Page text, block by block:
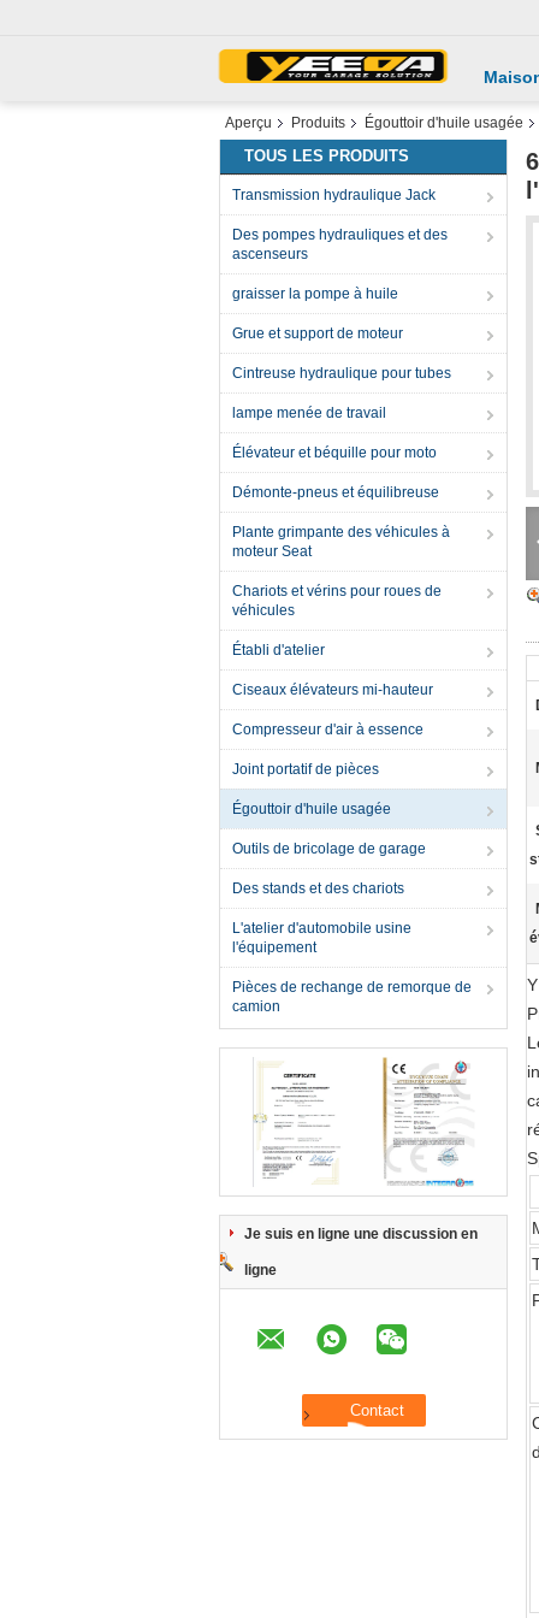
Aperçu Produits Égouttoir d'huile usagée
TOUS LES PRODUITS
Transmission hydraulique Jack
Des pompes hydrauliques et des
ascenseurs
graisser la pompe à huile
Grue et support de moteur
Cintreuse hydraulique pour tubes
lampe menée de travail
Élévateur et béquille pour moto
Démonte-pneus et équilibreuse
Plante grimpante des véhicules à
moteur Seat
Chariots et vérins pour roues de
véhicules
Établi d'atelier
Ciseaux élévateurs mi-hauteur
Compresseur d'air à essence
Joint portatif de pièces
Égouttoir d'huile usagée
Outils de bricolage de garage
Des stands et des chariots
L'atelier d'automobile usine
l'équipement
Pièces de rechange de remorque de
camion
Je suis en ligne une discussion en
ligne